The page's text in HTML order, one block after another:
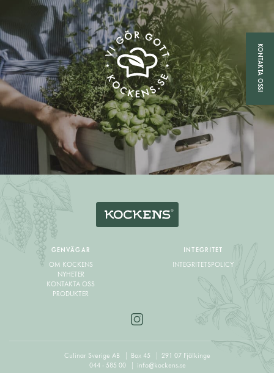
GENVÄGAR
OM KOCKENS
NYHETER
KONTAKTA OSS
PRODUKTER
INTEGRITET
INTEGRITETSPOLICY
Culinar Sverige AB Box 45
291 07 Fjälkinge
044 - 585 00
info@kockens.se
KONTAKTA OSS!